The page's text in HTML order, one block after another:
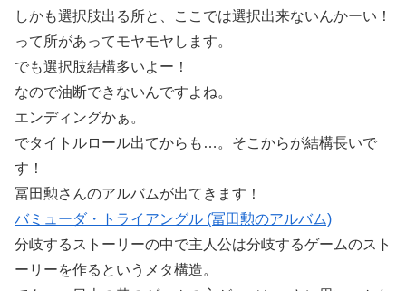
しかも選択肢出る所と、ここでは選択出来ないんかーい！
って所があってモヤモヤします。
でも選択肢結構多いよー！
なので油断できないんですよね。
エンディングかぁ。
でタイトルロール出てからも…。そこからが結構長いで
す！
冨田勲さんのアルバムが出てきます！
バミューダ・トライアングル (冨田勲のアルバム)
分岐するストーリーの中で主人公は分岐するゲームのスト
ーリーを作るというメタ構造。